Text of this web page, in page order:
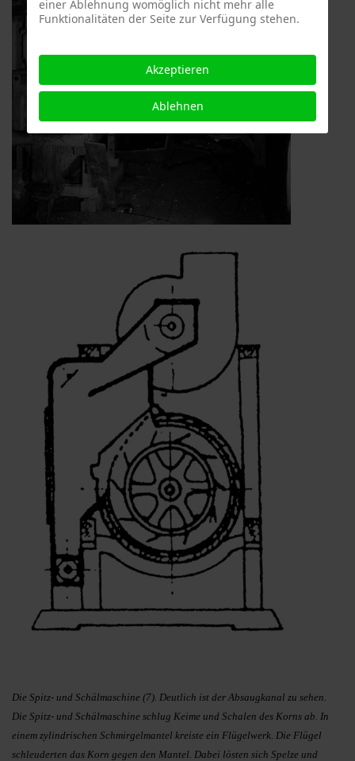
Die Spitz- und Schälmaschine (7). Deutlich ist der Absaugkanal zu sehen.
Die Spitz- und Schälmaschine schlug Keime und Schalen des Korns ab. In
einem zylindrischen Schmirgelmantel kreiste ein Flügelwerk. Die Flügel
schleuderten das Korn gegen den Mantel. Dabei lösten sich Spelze und
einer Ablehnung womöglich nicht mehr alle
Funktionalitäten der Seite zur Verfügung stehen.
Akzeptieren
Ablehnen